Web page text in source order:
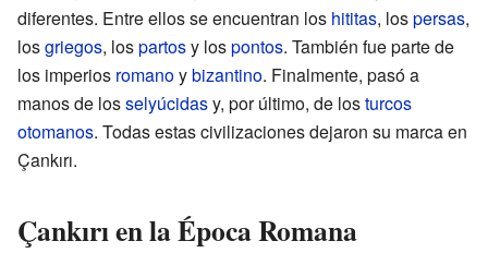
diferentes. Entre ellos se encuentran los hititas, lospersas,
losgriegos, lospartosy lospontos. También fue parte de
los imperios romanoybizantino. Finalmente, pasó a
manos de losselyúcidasy, por último, de losturcos
otomanos. Todas estas civilizaciones dejaron su marca en
Çankırı.
Çankırı en la Época Romana